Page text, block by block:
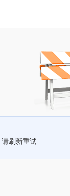
请刷新重试